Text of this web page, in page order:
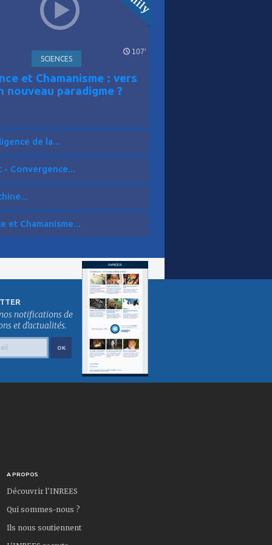
107'
SCIENCES
et Chamanisme : vers
nouveau paradigme ?
de la...
- Convergence...
et Chamanisme...
notifications de
et d'actualités.
A PROPOS
Découvrir l'INREES
Qui sommes-nous ?
Ils nous soutiennent